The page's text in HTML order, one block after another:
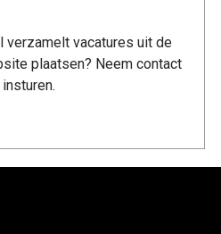
verzamelt vacatures uit de
plaatsen? Neem contact